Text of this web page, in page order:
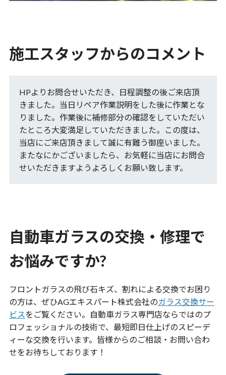
施工スタッフからのコメント
HPよりお問合せいただき、日程調整の後ご来店頂
きました。当日リペア作業説明をした後に作業とな
りました。作業後に補修部分の確認をしていただい
たところ大変満足していただきました。この度は、
当店にご来店頂きまして誠に有難う御座いました。
またなにかございましたら、お気軽に当店にお問合
せいただきますようよろしくお願い致します。
自動車ガラスの交換・修理で
お悩みですか?
フロントガラスの飛び石キズ、割れによる交換でお困り
の方は、ぜひAGエキスパート株式会社のガラス交換サー
ビスをご覧ください。自動車ガラス専門店ならではのプ
ロフェッショナルの技術で、最短即日仕上げのスピーデ
ィーな交換を行います。皆様からのご相談・お問い合わ
せをお待ちしております！